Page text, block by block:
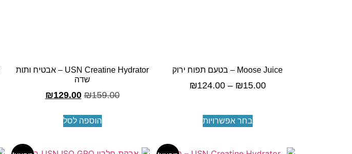
Moose Juice – בטעם תפוח ירוק
₪15.00
–
₪124.00
בחר אפשרויות
USN Creatine Hydrator – אבטיח ותות
שדה
₪159.00
₪129.00
הוספה לסל